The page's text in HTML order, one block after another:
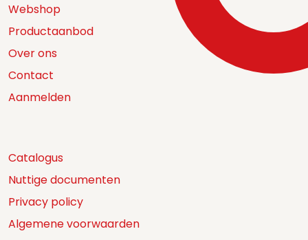
Webshop
Productaanbod
Over ons
Contact
Aanmelden
Catalogus
Nuttige documenten
Privacy policy
Algemene voorwaarden